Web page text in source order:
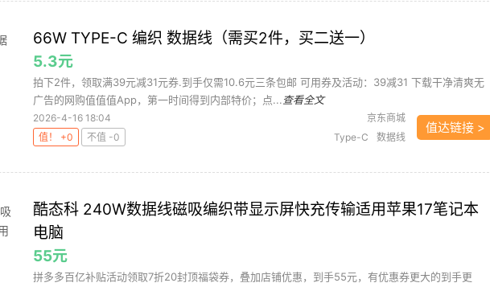
66W TYPE-C 编织 数据线（需买2件，买二送一）
5.3元
拍下2件，领取满39元减31元券.到手仅需10.6元三条包邮 可用券及活动：39减31 下载干净清爽无
广告的网购值值值App，第一时间得到内部特价；点... 查看全文
2026-4-16 18:04
京东商城
值！ +0
不值 -0 Type-C 数据线
值达链接 >
酷态科 240W数据线磁吸编织带显示屏快充传输适用苹果17笔记本
电脑
55元
拼多多百亿补贴活动领取7折20封顶福袋券，叠加店铺优惠，到手55元，有优惠券更大的到手更